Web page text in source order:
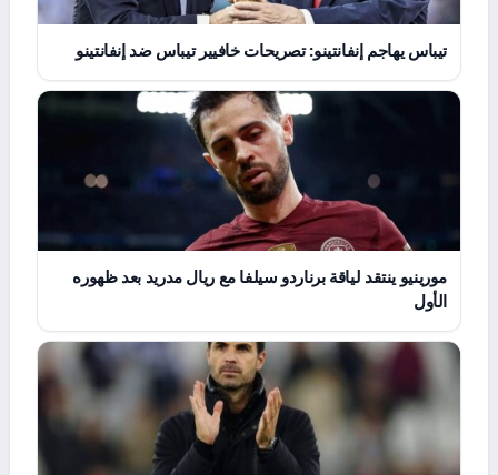
تيباس يهاجم إنفانتينو: تصريحات خافيير تيباس ضد إنفانتينو
مورينيو ينتقد لياقة برناردو سيلفا مع ريال مدريد بعد ظهوره
الأول